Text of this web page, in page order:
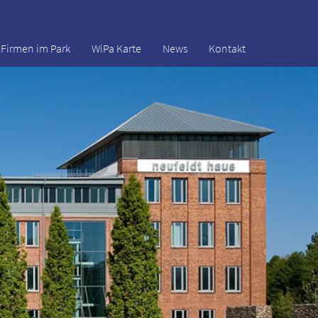
Firmen im Park WiPa Karte News Kontakt